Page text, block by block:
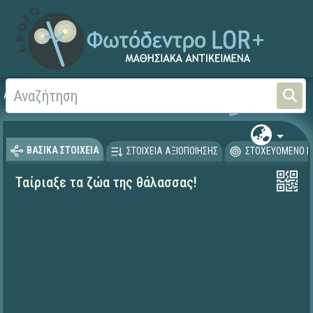
Αρχική Γεωγραφία-Γεωλογία
ΒΑΣΙΚΑ ΣΤΟΙΧΕΙΑ ΣΤΟΙΧΕΙΑ ΑΞΙΟΠΟΙΗΣΗΣ ΣΤΟΧΕΥΟΜΕΝΟ
Ταίριαξε τα ζώα της θάλασσας!